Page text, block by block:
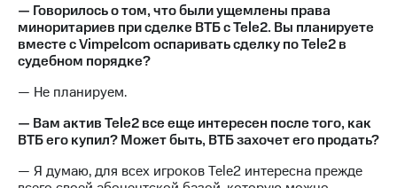
— Говорилось о том, что были ущемлены права
миноритариев при сделке ВТБ с Tele2. Вы планируете
вместе с Vimpelcom оспаривать сделку по Tele2 в
судебном порядке?
— Не планируем.
— Вам актив Tele2 все еще интересен после того, как
ВТБ его купил? Может быть, ВТБ захочет его продать?
— Я думаю, для всех игроков Tele2 интересна прежде